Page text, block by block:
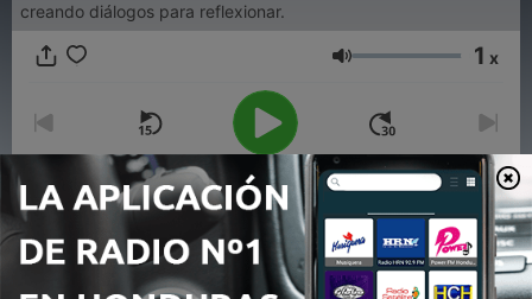
creando diálogos para reflexionar.
Volumen 1 x
00:00
Episodios